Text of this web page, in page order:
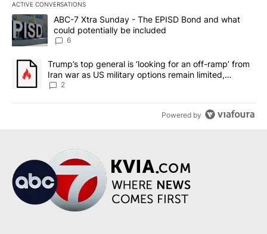
ACTIVE CONVERSATIONS
The following is a list of the most commented articles in the last
A trending article titled "ABC-7 Xtra Sunday - The EPISD Bond
ABC-7 Xtra Sunday - The EPISD Bond and what
could potentially be included
6
A trending article titled "Trump’s top general is ‘looking for an
Trump’s top general is ‘looking for an off-ramp’ from
Iran war as US military options remain limited,
sources say
2
Powered by